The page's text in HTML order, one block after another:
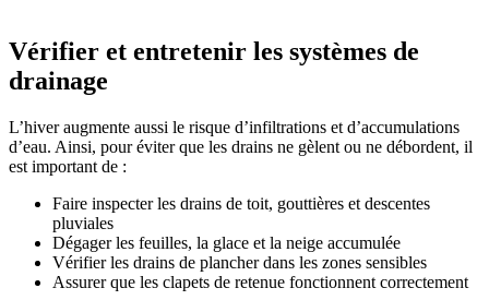
Vérifier et entretenir les systèmes de
drainage
L’hiver augmente aussi le risque d’infiltrations et d’accumulations
d’eau. Ainsi, pour éviter que les drains ne gèlent ou ne débordent, il
est important de :
Faire inspecter les drains de toit, gouttières et descentes
pluviales
Dégager les feuilles, la glace et la neige accumulée
Vérifier les drains de plancher dans les zones sensibles
Assurer que les clapets de retenue fonctionnent correctement